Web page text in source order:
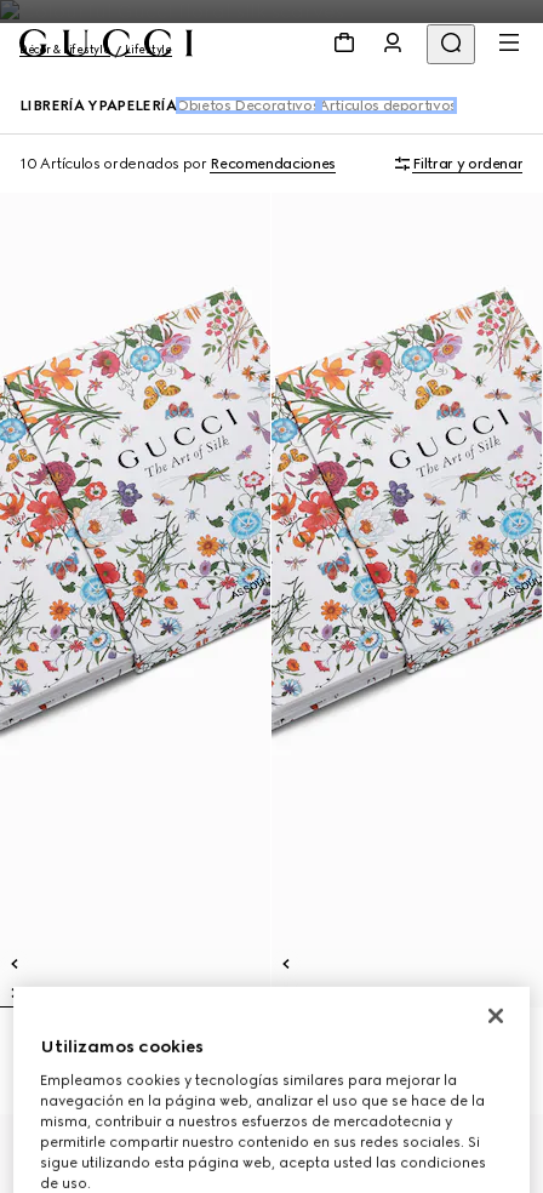
Décor & Lifestyle Lifestyle
LIBRERÍA Y PAPELERÍAObjetos Decorativos Artículos deportivos
10 Artículos ordenados por Recomendaciones Filtrar y ordenar
Gucci: The Art of Silk (italiano)
Personalizar con las iniciales
Utilizamos cookies
Empleamos cookies y tecnologías similares para mejorar la
navegación en la página web, analizar el uso que se hace de la
misma, contribuir a nuestros esfuerzos de mercadotecnia y
permitirle compartir nuestro contenido en sus redes sociales. Si
sigue utilizando esta página web, acepta usted las condiciones
de uso.